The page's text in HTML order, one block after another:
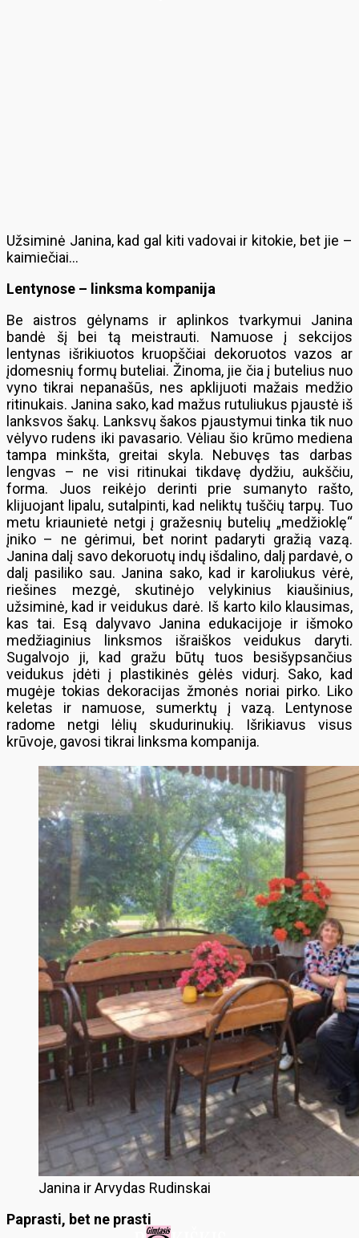
Užsiminė Janina, kad gal kiti vadovai ir kitokie, bet jie –
kaimiečiai…
Lentynose – linksma kompanija
Be aistros gėlynams ir aplinkos tvarkymui Janina
bandė šį bei tą meistrauti. Namuose į sekcijos
lentynas išrikiuotos kruopščiai dekoruotos vazos ar
įdomesnių formų buteliai. Žinoma, jie čia į butelius nuo
vyno tikrai nepanašūs, nes apklijuoti mažais medžio
ritinukais. Janina sako, kad mažus rutuliukus pjaustė iš
lanksvos šakų. Lanksvų šakos pjaustymui tinka tik nuo
vėlyvo rudens iki pavasario. Vėliau šio krūmo mediena
tampa minkšta, greitai skyla. Nebuvęs tas darbas
lengvas – ne visi ritinukai tikdavę dydžiu, aukščiu,
forma. Juos reikėjo derinti prie sumanyto rašto,
klijuojant lipalu, sutalpinti, kad neliktų tuščių tarpų. Tuo
metu kriaunietė netgi į gražesnių butelių „medžioklę“
įniko – ne gėrimui, bet norint padaryti gražią vazą.
Janina dalį savo dekoruotų indų išdalino, dalį pardavė, o
dalį pasiliko sau. Janina sako, kad ir karoliukus vėrė,
riešines mezgė, skutinėjo velykinius kiaušinius,
užsiminė, kad ir veidukus darė. Iš karto kilo klausimas,
kas tai. Esą dalyvavo Janina edukacijoje ir išmoko
medžiaginius linksmos išraiškos veidukus daryti.
Sugalvojo ji, kad gražu būtų tuos besišypsančius
veidukus įdėti į plastikinės gėlės vidurį. Sako, kad
mugėje tokias dekoracijas žmonės noriai pirko. Liko
keletas ir namuose, sumerktų į vazą. Lentynose
radome netgi lėlių skudurinukių. Išrikiavus visus
krūvoje, gavosi tikrai linksma kompanija.
Janina ir Arvydas Rudinskai
Paprasti, bet ne prasti